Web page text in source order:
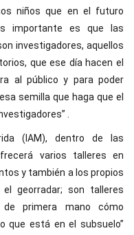
niños que en el futuro
importante es que las
investigadores, aquellos
que ese día hacen el
al público y para poder
semilla que haga que el
.
(IAM), dentro de las
varios talleres en
y también a los propios
georradar; son talleres
primera mano cómo
que está en el subsuelo”